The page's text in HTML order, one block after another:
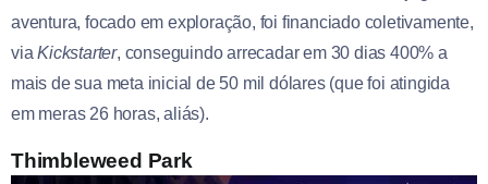
aventura, focado em exploração, foi financiado coletivamente,
viaKickstarter, conseguindo arrecadar em 30 dias 400% a
mais de sua meta inicial de 50 mil dólares (que foi atingida
em meras 26 horas, aliás).
Thimbleweed Park